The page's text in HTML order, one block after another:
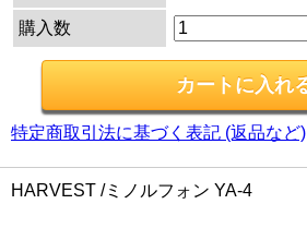
購入数
特定商取引法に基づく表記 (返品など)
HARVEST /ミノルフォン YA-4